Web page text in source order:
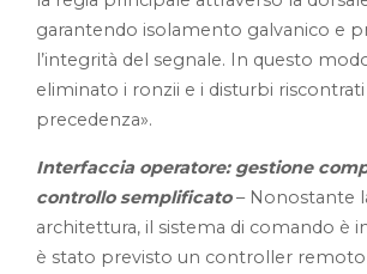
garantendo isolamento galvanico e
l’integrità del segnale. In questo
eliminato i ronzii e i disturbi riscontrati
precedenza».
Interfaccia operatore: gestione
controllo semplificato– Nonostante
architettura, il sistema di comando è
è stato previsto un controller remoto